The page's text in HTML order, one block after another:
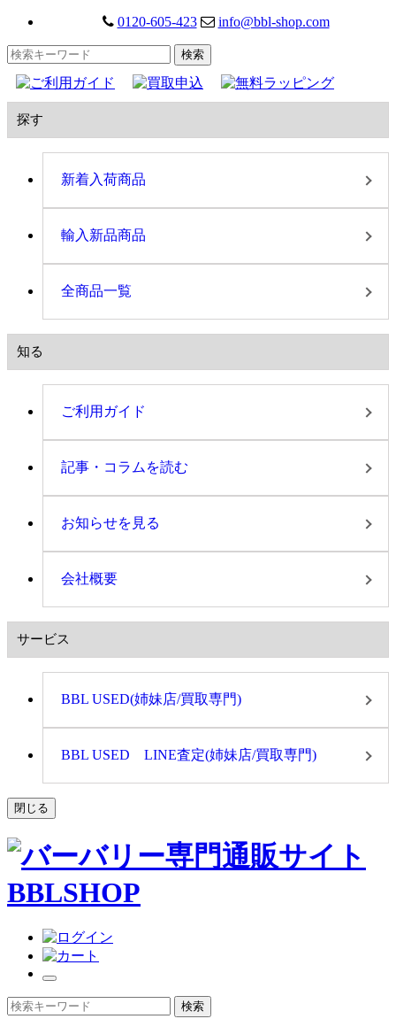
0120-605-423 info@bbl-shop.com
探す
新着入荷商品
輸入新品商品
全商品一覧
知る
ご利用ガイド
記事・コラムを読む
お知らせを見る
会社概要
サービス
BBL USED(姉妹店/買取専門)
BBL USED LINE査定(姉妹店/買取専門)
閉じる